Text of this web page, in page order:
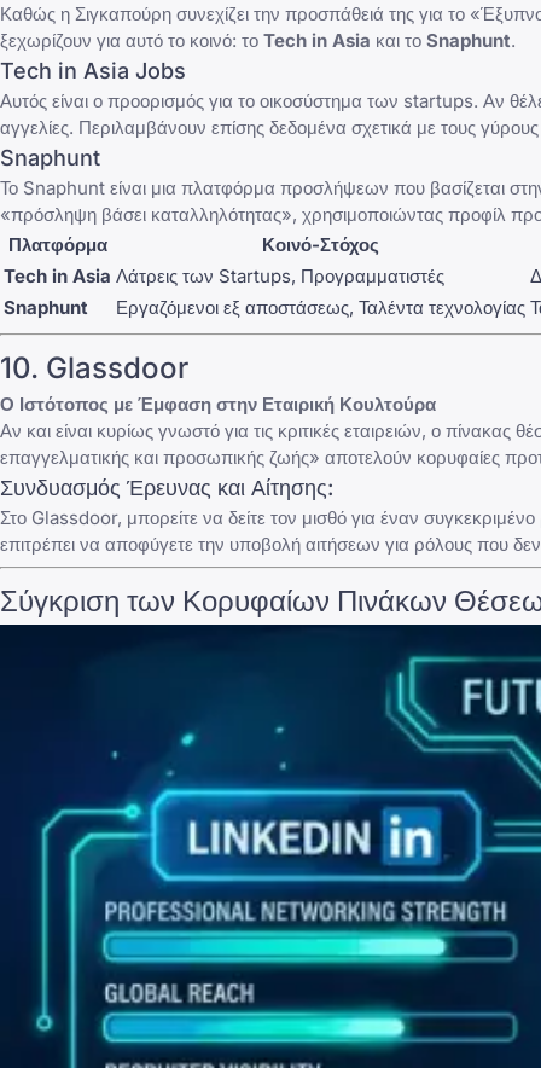
Καθώς η Σιγκαπούρη συνεχίζει την προσπάθειά της για το
ξεχωρίζουν για αυτό το κοινό: το Tech in Asia και το Snaphunt.
Tech in Asia Jobs
Αυτός είναι ο προορισμός για το οικοσύστημα των startups. Αν
αγγελίες. Περιλαμβάνουν επίσης δεδομένα σχετικά με τους
Snaphunt
Το Snaphunt είναι μια πλατφόρμα προσλήψεων που βασίζεται
«πρόσληψη βάσει καταλληλότητας», χρησιμοποιώντας προφίλ
Πλατφόρμα
Κοινό-Στόχος
Tech in Asia Λάτρεις των Startups, Προγραμματιστές
Snaphunt
Εργαζόμενοι εξ αποστάσεως, Ταλέντα τεχνολογίας
10. Glassdoor
Ο Ιστότοπος με Έμφαση στην Εταιρική Κουλτούρα
Αν και είναι κυρίως γνωστό για τις κριτικές εταιρειών, ο
επαγγελματικής και προσωπικής ζωής» αποτελούν κορυφαίες
Συνδυασμός Έρευνας και Αίτησης:
Στο Glassdoor, μπορείτε να δείτε τον μισθό για έναν
επιτρέπει να αποφύγετε την υποβολή αιτήσεων για ρόλους που δεν
Σύγκριση των Κορυφαίων Πινάκων